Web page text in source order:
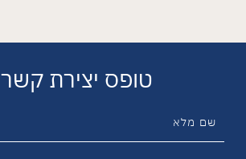
טופס יצירת קשר